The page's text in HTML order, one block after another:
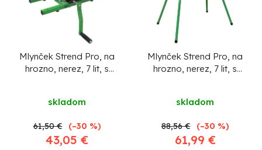
Mlynček Strend Pro, na
hrozno, nerez, 7 lit, s
skladom
43,05 €
61,50 € (–30 %)
Mlynček Strend Pro, na
hrozno, nerez, 7 lit, s
skladom
61,99 €
88,56 € (–30 %)